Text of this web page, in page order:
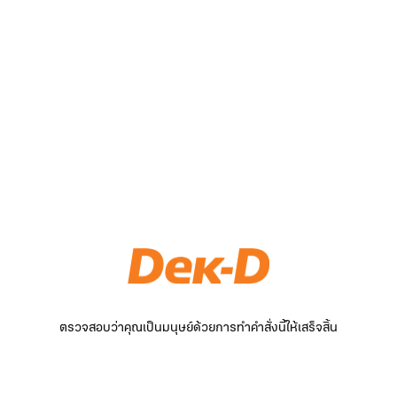
ตรวจสอบว่าคุณเป็นมนุษย์ด้วยการทำคำสั่งนี้ให้เสร็จสิ้น